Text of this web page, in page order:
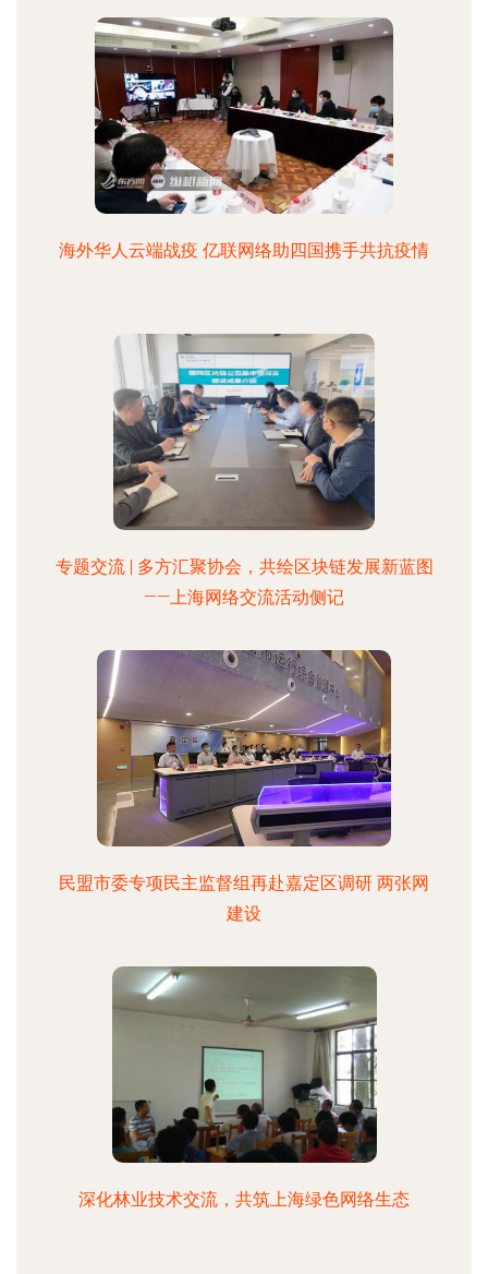
海外华人云端战疫 亿联网络助四国携手共抗疫情
专题交流 | 多方汇聚协会，共绘区块链发展新蓝图
——上海网络交流活动侧记
民盟市委专项民主监督组再赴嘉定区调研 两张网
建设
深化林业技术交流，共筑上海绿色网络生态